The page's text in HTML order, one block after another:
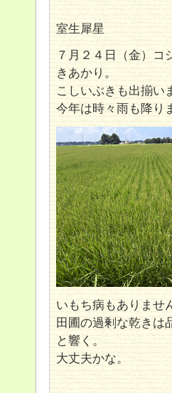
室生犀星
７月２４日（金）コ
きあかり。
こしいぶきも出揃い
今年は時々雨も降り
いもち病もありませ
田圃の過剰な乾きは
と響く。
大丈夫かな。